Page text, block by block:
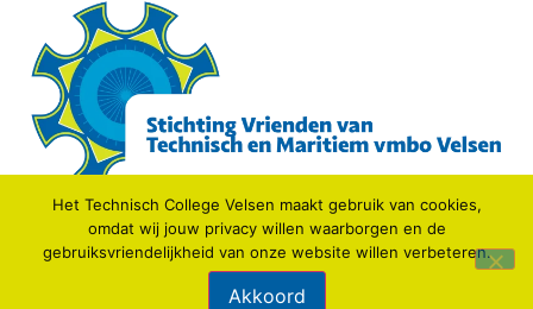
© 2021 TECHNISCH COLLEGE VELSEN.
Webdesign: IDV media
Het Technisch College Velsen maakt gebruik van cookies,
omdat wij jouw privacy willen waarborgen en de
gebruiksvriendelijkheid van onze website willen verbeteren.
Akkoord